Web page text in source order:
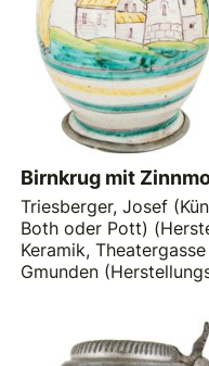
Birnkrug mit
Triesberger, Josef
Both oder Pott)
Keramik,
Gmunden